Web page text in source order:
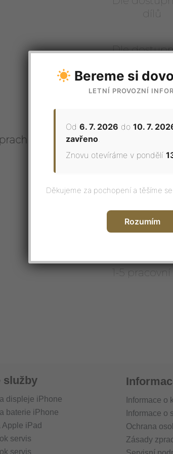
dílů
Dle
1-3
Dle
1-5
služby
displeje iPhone
baterie iPhone
Apple iPad
servis
servis
Informace o
Informace o
Ochrana
Zásady
Bereme si
LETNÍ PROVOZNÍ
Od 6. 7. 2026 do 10. 7.
zavřeno.
Znovu otevíráme v pondělí
Děkujeme za pochopení a těšíme
Rozumím